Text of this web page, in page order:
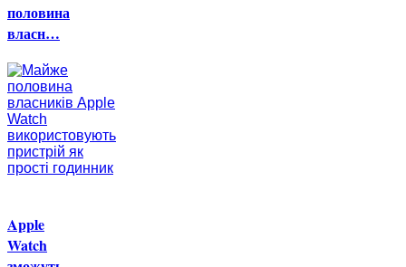
половина
власн…
Apple
Watch